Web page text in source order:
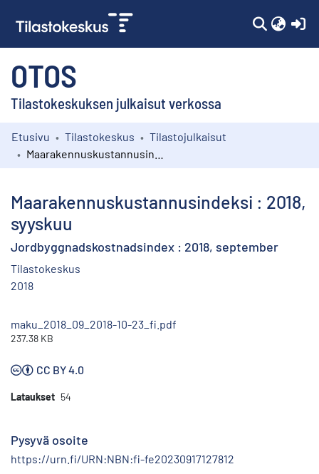
OTOS
Tilastokeskuksen julkaisut verkossa
Kokoelmat
Etusivu Tilastokeskus
Tilastojulkaisut
Maarakennuskustannusindeksi : 2018,
syyskuu
Jordbyggnadskostnadsindex : 2018, september
Tilastokeskus
2018
maku_2018_09_2018-10-23_fi.pdf
237.38 KB
CC BY 4.0
Lataukset 54
Pysyvä osoite
https://urn.fi/URN:NBN:fi-fe20230917127812